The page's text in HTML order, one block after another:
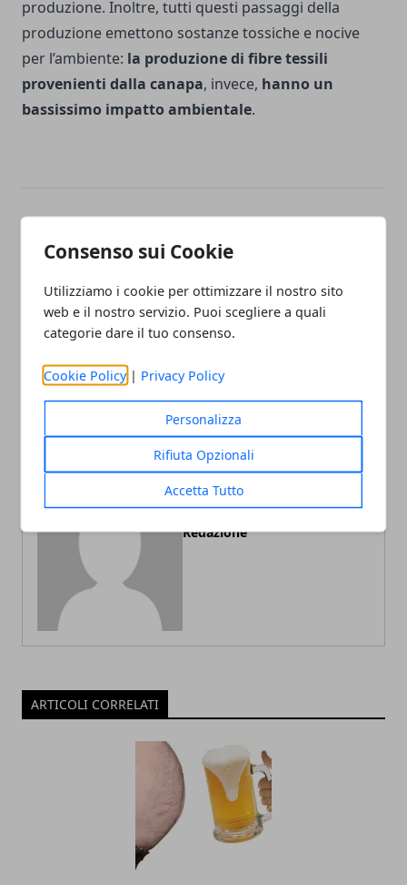
Consenso sui Cookie
Utilizziamo i cookie per ottimizzare il nostro sito
web e il nostro servizio. Puoi scegliere a quali
categorie dare il tuo consenso.
Cookie Policy | Privacy Policy
Personalizza
Rifiuta Opzionali
Accetta Tutto
produzione. Inoltre, tutti questi passaggi della
produzione emettono sostanze tossiche e nocive
per l’ambiente: la produzione di fibre tessili
provenienti dalla canapa, invece, hanno un
bassissimo impatto ambientale.
Articolo Precedente
scegliere i migliori per la
vostra abitazione
Redazione
ARTICOLI CORRELATI